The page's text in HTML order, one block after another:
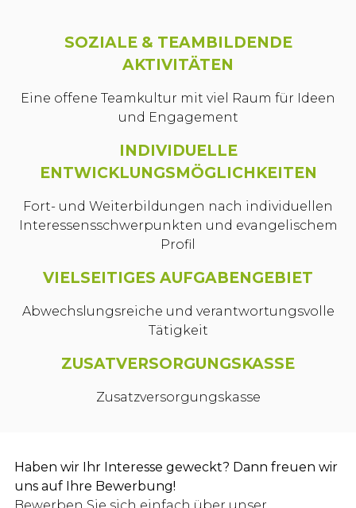
SOZIALE & TEAMBILDENDE
AKTIVITÄTEN
Eine offene Teamkultur mit viel Raum für Ideen
und Engagement
INDIVIDUELLE
ENTWICKLUNGSMÖGLICHKEITEN
Fort- und Weiterbildungen nach individuellen
Interessensschwerpunkten und evangelischem
Profil
VIELSEITIGES AUFGABENGEBIET
Abwechslungsreiche und verantwortungsvolle
Tätigkeit
ZUSATVERSORGUNGSKASSE
Zusatzversorgungskasse
Haben wir Ihr Interesse geweckt? Dann freuen wir
uns auf Ihre Bewerbung!